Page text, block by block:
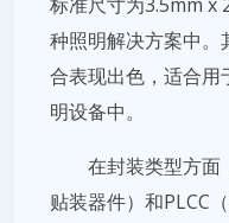
种照明解决方案中。
合表现出色，适合用
明设备中。
在封装类型方面
贴装器件）和PLCC